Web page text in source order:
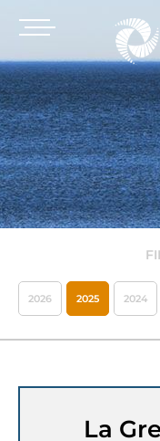
2026 2025 2024
La